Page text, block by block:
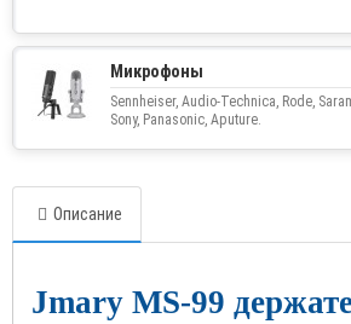
Микрофоны
Sennheiser, Audio-Technica, Rode,
Sony, Panasonic, Aputure.
Описание
Jmary MS-99